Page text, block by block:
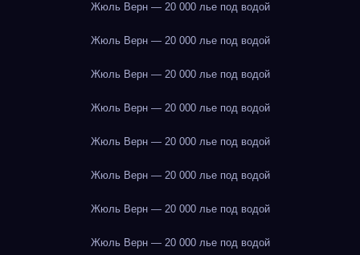
Жюль Верн — 20 000 лье под водой
Жюль Верн — 20 000 лье под водой
Жюль Верн — 20 000 лье под водой
Жюль Верн — 20 000 лье под водой
Жюль Верн — 20 000 лье под водой
Жюль Верн — 20 000 лье под водой
Жюль Верн — 20 000 лье под водой
Жюль Верн — 20 000 лье под водой